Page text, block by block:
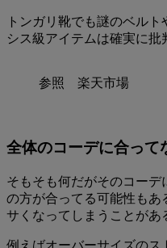
トンガリ靴でも謎のベル
シス級アイテムは確実に批
参照 楽天市場
全体のコーデに合って
そもそも何だがそのコー
の方が合ってる可能性も
サくなってしまうことがあ
例えばオーバーサイズのス